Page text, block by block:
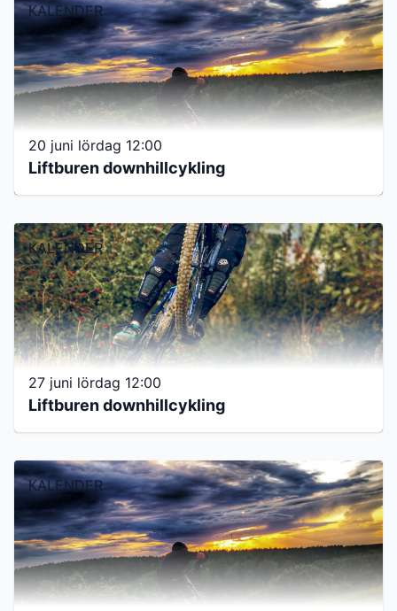
KALENDER
20 juni lördag 12:00
Liftburen downhillcykling
KALENDER
27 juni lördag 12:00
Liftburen downhillcykling
KALENDER